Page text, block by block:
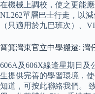
在機械上調校，使之更能
NL262單層巴士行走，以
（只適用於九巴班次）、
筲箕灣東官立中學搬遷: 灣
606A及606X線逢星期日及
生提供完善的學習環境，
知道，可按此聯絡我們。